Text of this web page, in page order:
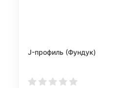
J-профиль (Фундук)